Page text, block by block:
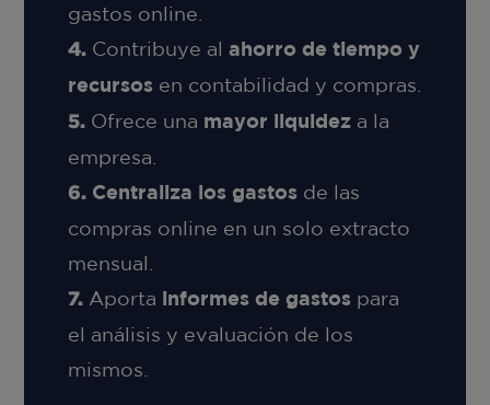
gastos online.
Contribuye alahorro de tiempo y
recursos en contabilidad y compras.
Ofrece una mayor liquidez a la
empresa.
Centraliza los gastos de las
compras online en un solo extracto
mensual.
Aporta informes de gastos para
el análisis y evaluación de los
mismos.